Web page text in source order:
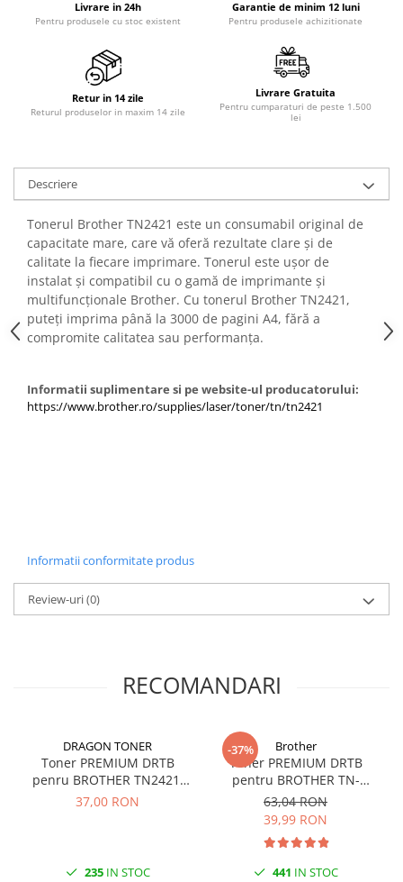
Livrare in 24h
Pentru produsele cu stoc existent
Garantie de minim 12 luni
Pentru produsele achizitionate
Retur in 14 zile
Returul produselor in maxim 14 zile
Livrare Gratuita
Pentru cumparaturi de peste 1.500
lei
Descriere
Tonerul Brother TN2421 este un consumabil original de
capacitate mare, care vă oferă rezultate clare și de
calitate la fiecare imprimare. Tonerul este ușor de
instalat și compatibil cu o gamă de imprimante și
multifuncționale Brother. Cu tonerul Brother TN2421,
puteți imprima până la 3000 de pagini A4, fără a
compromite calitatea sau performanța.
Informatii suplimentare si pe website-ul producatorului:
https://www.brother.ro/supplies/laser/toner/tn/tn2421
Informatii conformitate produs
Review-uri(0)
RECOMANDARI
DRAGON TONER
Toner PREMIUM DRTB
penru BROTHER TN2421,
37,00 RON
235IN STOC
-37% Brother
Toner PREMIUM DRTB
pentru BROTHER TN-
2421XL, Black (Negru), 4,5K
pagini
63,04 RON
39,99 RON
441 IN STOC